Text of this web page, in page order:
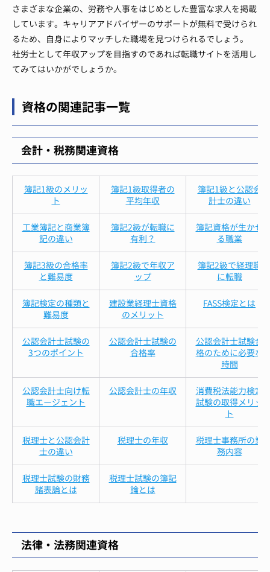
さまざまな企業の、労務や人事をはじめとした豊富な求人を掲載
しています。キャリアアドバイザーのサポートが無料で受けられ
るため、自身によりマッチした職場を見つけられるでしょう。
社労士として年収アップを目指すのであれば転職サイトを活用し
てみてはいかがでしょうか。
資格の関連記事一覧
会計・税務関連資格
簿記1級のメリッ
ト
簿記1級取得者の
平均年収
簿記1級と公認会
計士の違い
工業簿記と商業簿
記の違い
簿記2級が転職に
有利？
簿記資格が生かせ
る職業
簿記3級の合格率
と難易度
簿記2級で年収ア
ップ
簿記2級で経理職
に転職
簿記検定の種類と
難易度
建設業経理士資格
のメリット
FASS検定とは
公認会計士試験の
3つのポイント
公認会計士試験の
合格率
公認会計士試験合
格のために必要な
時間
公認会計士向け転
職エージェント
公認会計士の年収
消費税法能力検定
試験の取得メリッ
ト
税理士と公認会計
士の違い
税理士の年収
税理士事務所の業
務内容
税理士試験の財務
諸表論とは
税理士試験の簿記
論とは
法律・法務関連資格